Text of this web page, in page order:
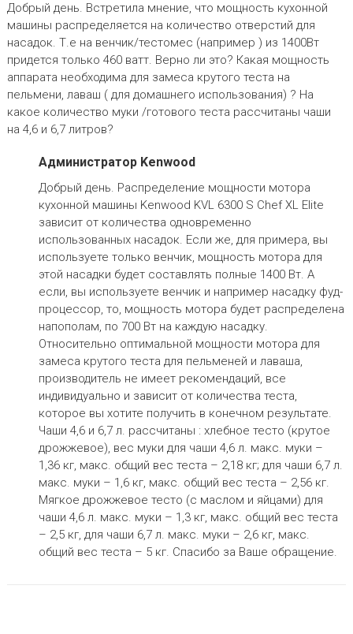
Добрый день. Встретила мнение, что мощность кухонной
машины распределяется на количество отверстий для
насадок. Т.е на венчик/тестомес (например ) из 1400Вт
придется только 460 ватт. Верно ли это? Какая мощность
аппарата необходима для замеса крутого теста на
пельмени, лаваш ( для домашнего использования) ? На
какое количество муки /готового теста рассчитаны чаши
на 4,6 и 6,7 литров?
Администратор Kenwood
Добрый день. Распределение мощности мотора
кухонной машины Kenwood KVL 6300 S Chef XL Elite
зависит от количества одновременно
использованных насадок. Если же, для примера, вы
используете только венчик, мощность мотора для
этой насадки будет составлять полные 1400 Вт. А
если, вы используете венчик и например насадку фуд-
процессор, то, мощность мотора будет распределена
напополам, по 700 Вт на каждую насадку.
Относительно оптимальной мощности мотора для
замеса крутого теста для пельменей и лаваша,
производитель не имеет рекомендаций, все
индивидуально и зависит от количества теста,
которое вы хотите получить в конечном результате.
Чаши 4,6 и 6,7 л. рассчитаны : хлебное тесто (крутое
дрожжевое), вес муки для чаши 4,6 л. макс. муки –
1,36 кг, макс. общий вес теста – 2,18 кг; для чаши 6,7 л.
макс. муки – 1,6 кг, макс. общий вес теста – 2,56 кг.
Мягкое дрожжевое тесто (с маслом и яйцами) для
чаши 4,6 л. макс. муки – 1,3 кг, макс. общий вес теста
– 2,5 кг, для чаши 6,7 л. макс. муки – 2,6 кг, макс.
общий вес теста – 5 кг. Спасибо за Ваше обращение.